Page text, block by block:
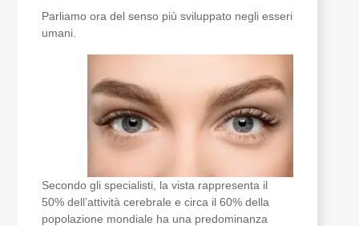
Parliamo ora del senso più sviluppato negli esseri
umani.
Secondo gli specialisti, la vista rappresenta il
50% dell’attività cerebrale e circa il 60% della
popolazione mondiale ha una predominanza